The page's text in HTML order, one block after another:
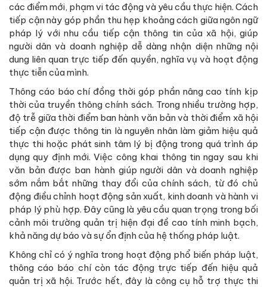
các điểm mới, phạm vi tác động và yêu cầu thực hiện. Cách
tiếp cận này góp phần thu hẹp khoảng cách giữa ngôn ngữ
pháp lý với nhu cầu tiếp cận thông tin của xã hội, giúp
người dân và doanh nghiệp dễ dàng nhận diện những nội
dung liên quan trực tiếp đến quyền, nghĩa vụ và hoạt động
thực tiễn của mình.
Thông cáo báo chí đồng thời góp phần nâng cao tính kịp
thời của truyền thông chính sách. Trong nhiều trường hợp,
độ trễ giữa thời điểm ban hành văn bản và thời điểm xã hội
tiếp cận được thông tin là nguyên nhân làm giảm hiệu quả
thực thi hoặc phát sinh tâm lý bị động trong quá trình áp
dụng quy định mới. Việc công khai thông tin ngay sau khi
văn bản được ban hành giúp người dân và doanh nghiệp
sớm nắm bắt những thay đổi của chính sách, từ đó chủ
động điều chỉnh hoạt động sản xuất, kinh doanh và hành vi
pháp lý phù hợp. Đây cũng là yêu cầu quan trọng trong bối
cảnh môi trường quản trị hiện đại đề cao tính minh bạch,
khả năng dự báo và sự ổn định của hệ thống pháp luật.
Không chỉ có ý nghĩa trong hoạt động phổ biến pháp luật,
thông cáo báo chí còn tác động trực tiếp đến hiệu quả
quản trị xã hội. Trước hết, đây là công cụ hỗ trợ thực thi